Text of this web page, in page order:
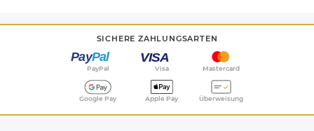
SICHERE ZAHLUNGSARTEN
PayPal Visa Mastercard
Google Pay Apple Pay Überweisung